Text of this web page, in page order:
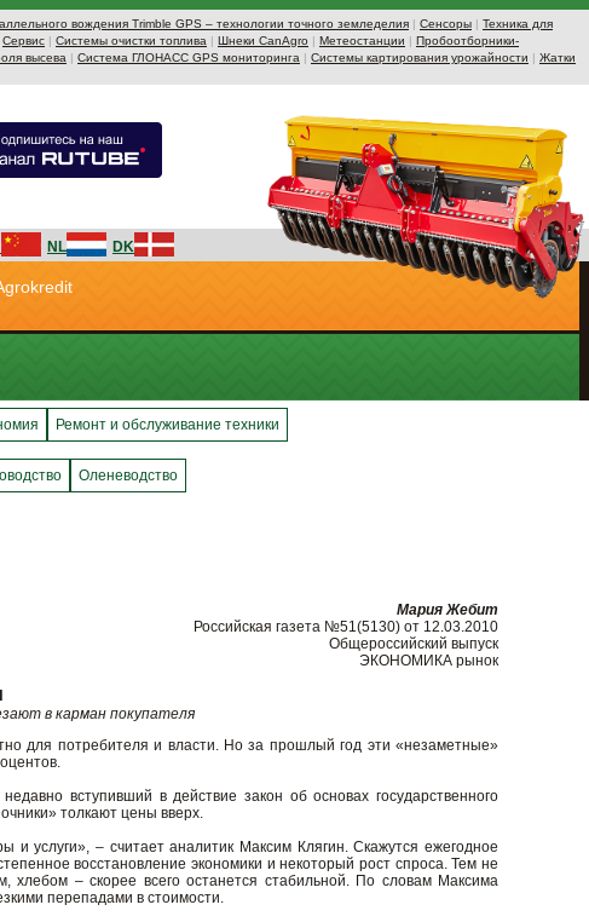
вождения Trimble GPS – технологии точного земледелия | Сенсоры | Техника для
Сервис | Системы очистки топлива | Шнеки CanAgro | Метеостанции | Пробоотборники-
высева | Система ГЛОНАСС GPS мониторинга | Системы картирования урожайности | Жатки
NL DK
Ремонт и обслуживание техники
Оленеводство
Мария Жебит
Российская газета №51(5130) от 12.03.2010
Общероссийский выпуск
ЭКОНОМИКА рынок
в карман покупателя
для потребителя и власти. Но за прошлый год эти «незаметные»
вступивший в действие закон об основах государственного
толкают цены вверх.
услуги», – считает аналитик Максим Клягин. Скажутся ежегодное
восстановление экономики и некоторый рост спроса. Тем не
хлебом – скорее всего останется стабильной. По словам Максима
перепадами в стоимости.